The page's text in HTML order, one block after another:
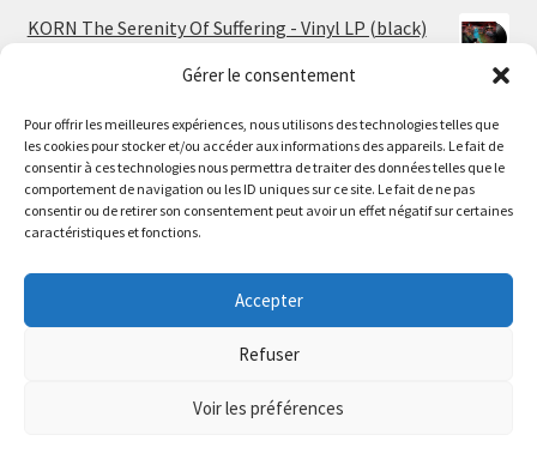
Gérer le consentement
Pour offrir les meilleures expériences, nous utilisons des technologies telles que
les cookies pour stocker et/ou accéder aux informations des appareils. Le fait de
consentir à ces technologies nous permettra de traiter des données telles que le
comportement de navigation ou les ID uniques sur ce site. Le fait de ne pas
consentir ou de retirer son consentement peut avoir un effet négatif sur certaines
caractéristiques et fonctions.
Accepter
Refuser
Voir les préférences
Le magasin de Lyon sera fermé du 30 juillet au 17 août
inclus. Les commandes seront expédiées à partir du 18
The physical record shop will be closed from july 30th to
august 17th included. Online orders will start shipping on
august 18th.
KORN The Serenity Of Suffering - Vinyl LP (black)
HO99O9 Tomorrow We Escape - Vinyl LP (picture
disc)
25.00€
through